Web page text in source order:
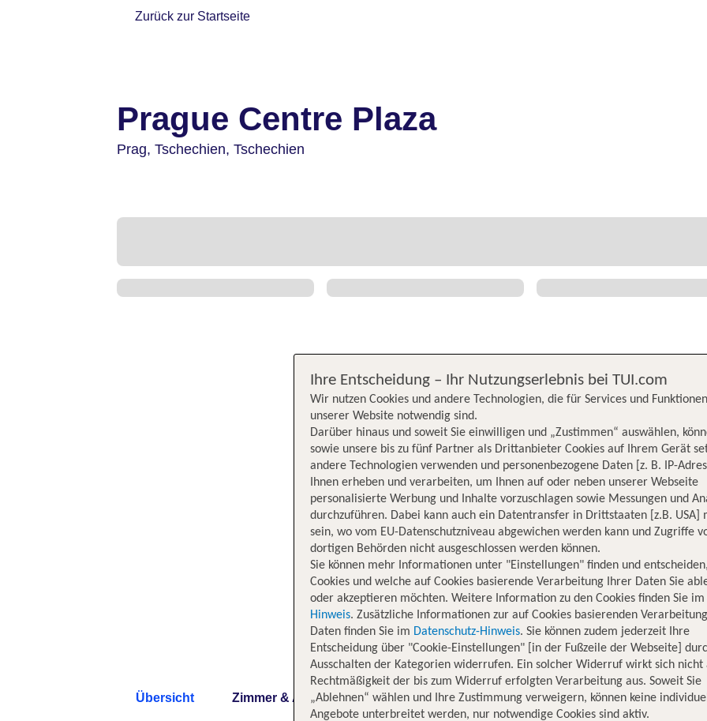
Zurück zur Startseite
Prague Centre Plaza
Prag, Tschechien, Tschechien
Übersicht Zimmer & Angebote Hotelinformationen Lage Bewertungen
Ihre Entscheidung – Ihr Nutzungserlebnis bei TUI.com
Wir nutzen Cookies und andere Technologien, die für Services und
unserer Website notwendig sind.
Darüber hinaus und soweit Sie einwilligen und „Zustimmen“ auswählen,
sowie unsere bis zu fünf Partner als Drittanbieter Cookies auf Ihrem Gerät
andere Technologien verwenden und personenbezogene Daten [z. B. IP-
Ihnen erheben und verarbeiten, um Ihnen auf oder neben unserer Webseite
personalisierte Werbung und Inhalte vorzuschlagen sowie Messungen und
durchzuführen. Dabei kann auch ein Datentransfer in Drittstaaten [z.B. USA]
sein, wo vom EU-Datenschutzniveau abgewichen werden kann und Zugriffe
dortigen Behörden nicht ausgeschlossen werden können.
Sie können mehr Informationen unter "Einstellungen" finden und
Cookies und welche auf Cookies basierende Verarbeitung Ihrer Daten Sie
oder akzeptieren möchten. Weitere Information zu den Cookies finden Sie im
Hinweis. Zusätzliche Informationen zur auf Cookies basierenden
Daten finden Sie im Datenschutz-Hinweis. Sie können zudem jederzeit Ihre
Entscheidung über "Cookie-Einstellungen" [in der Fußzeile der Webseite]
Ausschalten der Kategorien widerrufen. Ein solcher Widerruf wirkt sich nicht
Rechtmäßigkeit der bis zum Widerruf erfolgten Verarbeitung aus. Soweit Sie
„Ablehnen“ wählen und Ihre Zustimmung verweigern, können keine
Angebote unterbreitet werden, nur notwendige Cookies sind aktiv.